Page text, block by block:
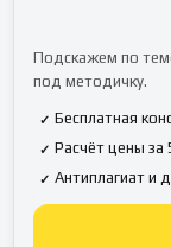
Подскажем по
под методичку.
✓ Бесплатная
✓ Расчёт цены за
✓ Антиплагиат и